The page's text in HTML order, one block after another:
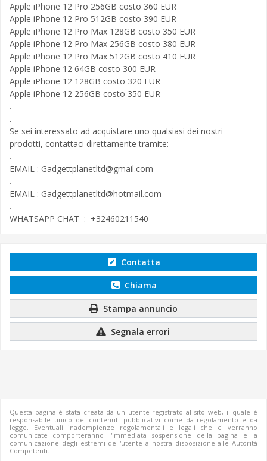
Apple iPhone 12 Pro 256GB costo 360 EUR
Apple iPhone 12 Pro 512GB costo 390 EUR
Apple iPhone 12 Pro Max 128GB costo 350 EUR
Apple iPhone 12 Pro Max 256GB costo 380 EUR
Apple iPhone 12 Pro Max 512GB costo 410 EUR
Apple iPhone 12 64GB costo 300 EUR
Apple iPhone 12 128GB costo 320 EUR
Apple iPhone 12 256GB costo 350 EUR
.
.
Se sei interessato ad acquistare uno qualsiasi dei nostri
prodotti, contattaci direttamente tramite:
.
EMAIL : Gadgettplanetltd@gmail.com
.
EMAIL : Gadgettplanetltd@hotmail.com
.
WHATSAPP CHAT : +32460211540
Contatta
Chiama
Stampa annuncio
Segnala errori
Questa pagina è stata creata da un utente registrato al sito web, il quale è
responsabile unico dei contenuti pubblicativi come da regolamento e da
legge. Eventuali inadempienze regolamentali e legali che ci verranno
comunicate comporteranno l'immediata sospensione della pagina e la
comunicazione degli estremi dell'utente a nostra disposizione alle Autorità
Competenti.